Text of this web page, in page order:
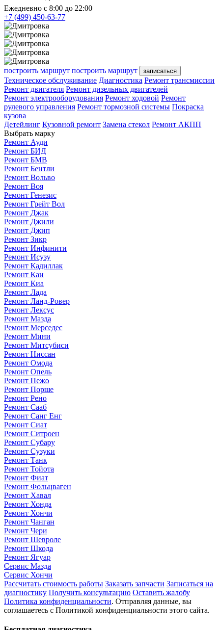
Ежедневно с 8:00 до 22:00
+7 (499) 450-63-77
построить маршрут построить маршрут записаться
Техническое обслуживание Диагностика Ремонт трансмиссии
Ремонт двигателя Ремонт дизельных двигателей
Ремонт электрооборудования Ремонт ходовой Ремонт
рулевого управления Ремонт тормозной системы Покраска
кузова
Детейлинг Кузовной ремонт Замена стекол Ремонт АКПП
Выбрать марку
Ремонт Ауди
Ремонт БИД
Ремонт БМВ
Ремонт Бентли
Ремонт Вольво
Ремонт Воя
Ремонт Генезис
Ремонт Грейт Вол
Ремонт Джак
Ремонт Джили
Ремонт Джип
Ремонт Зикр
Ремонт Инфинити
Ремонт Исузу
Ремонт Кадиллак
Ремонт Каи
Ремонт Киа
Ремонт Лада
Ремонт Ланд-Ровер
Ремонт Лексус
Ремонт Мазда
Ремонт Мерседес
Ремонт Мини
Ремонт Митсубиси
Ремонт Ниссан
Ремонт Омода
Ремонт Опель
Ремонт Пежо
Ремонт Порше
Ремонт Рено
Ремонт Сааб
Ремонт Санг Енг
Ремонт Сиат
Ремонт Ситроен
Ремонт Субару
Ремонт Сузуки
Ремонт Танк
Ремонт Тойота
Ремонт Фиат
Ремонт Фольцваген
Ремонт Хавал
Ремонт Хонда
Ремонт Хончи
Ремонт Чанган
Ремонт Чери
Ремонт Шевроле
Ремонт Шкода
Ремонт Ягуар
Сервис Мазда
Сервис Хончи
Рассчитать стоимость работы Заказать запчасти Записаться на
диагностику Получить консультацию Оставить жалобу
Политика конфиденциальности. Отправляя данные, вы
соглашаетесь с Политикой конфиденциальности этого сайта.